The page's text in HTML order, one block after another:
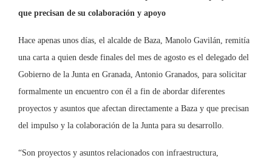
que precisan de su colaboración y apoyo
Hace apenas unos días, el alcalde de Baza, Manolo Gavilán, remitía
una carta a quien desde finales del mes de agosto es el delegado del
Gobierno de la Junta en Granada, Antonio Granados, para solicitar
formalmente un encuentro con él a fin de abordar diferentes
proyectos y asuntos que afectan directamente a Baza y que precisan
del impulso y la colaboración de la Junta para su desarrollo.
“Son proyectos y asuntos relacionados con infraestructura,